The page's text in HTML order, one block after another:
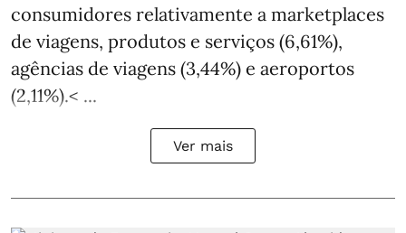
consumidores relativamente a marketplaces
de viagens, produtos e serviços (6,61%),
agências de viagens (3,44%) e aeroportos
(2,11%).< ...
Ver mais